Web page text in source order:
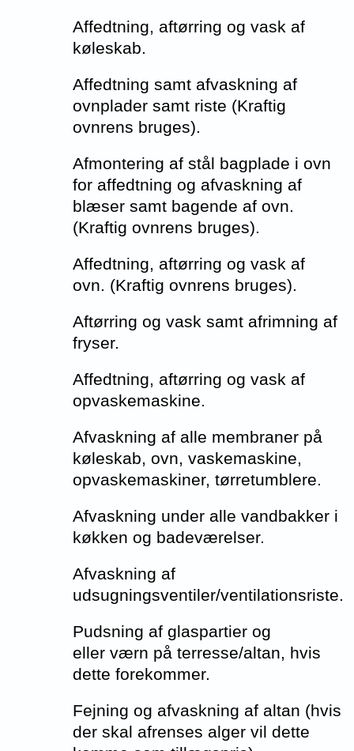
Affedtning, aftørring og vask af
køleskab.
Affedtning samt afvaskning af
ovnplader samt riste (Kraftig
ovnrens bruges).
Afmontering af stål bagplade i ovn
for affedtning og afvaskning af
blæser samt bagende af ovn.
(Kraftig ovnrens bruges).
Affedtning, aftørring og vask af
ovn. (Kraftig ovnrens bruges).
Aftørring og vask samt afrimning af
fryser.
Affedtning, aftørring og vask af
opvaskemaskine.
Afvaskning af alle membraner på
køleskab, ovn, vaskemaskine,
opvaskemaskiner, tørretumblere.
Afvaskning under alle vandbakker i
køkken og badeværelser.
Afvaskning af
udsugningsventiler/ventilationsriste.
Pudsning af glaspartier og
eller værn på terresse/altan, hvis
dette forekommer.
Fejning og afvaskning af altan (hvis
der skal afrenses alger vil dette